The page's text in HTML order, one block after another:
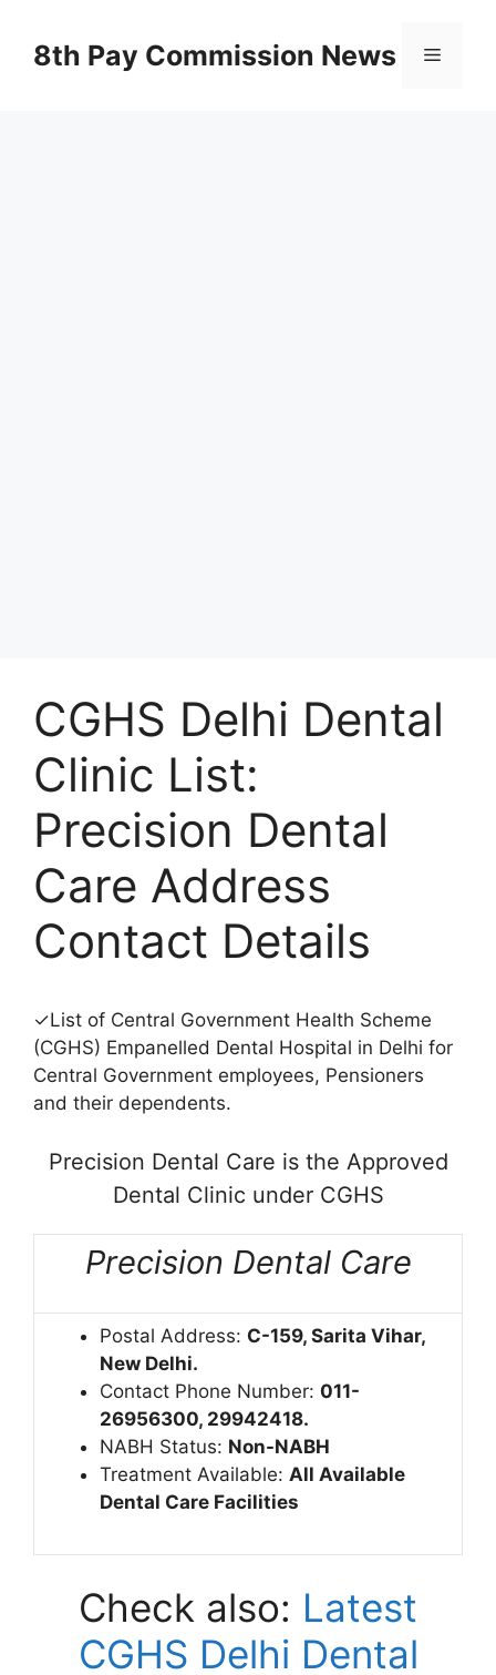
content8th Pay Commission News Menu
CGHS Delhi Dental
Clinic List:
Precision Dental
Care Address
Contact Details
✓List of Central Government Health Scheme
(CGHS) Empanelled Dental Hospital in Delhi for
Central Government employees, Pensioners
and their dependents.
Precision Dental Care is the Approved
Dental Clinic under CGHS
Precision Dental Care
Postal Address: C-159, Sarita Vihar,
New Delhi.
Contact Phone Number: 011-
26956300, 29942418.
NABH Status: Non-NABH
Treatment Available: All Available
Dental Care Facilities
Check also: Latest
CGHS Delhi Dental